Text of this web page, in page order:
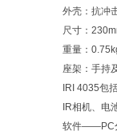
外壳：抗冲
尺寸：
重量：
座架：手持
IRI 4035包
IR相机、电
软件——PC